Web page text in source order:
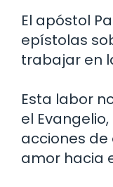
El apóstol
epístolas
trabajar en
Esta labor
el
acciones de
amor hacia